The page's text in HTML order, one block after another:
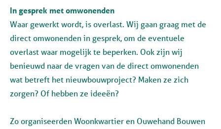
In gesprek met omwonenden
Waar gewerkt wordt, is overlast. Wij gaan graag met de
direct omwonenden in gesprek, om de eventuele
overlast waar mogelijk te beperken. Ook zijn wij
benieuwd naar de vragen van de direct omwonenden
wat betreft het nieuwbouwproject? Maken ze zich
zorgen? Of hebben ze ideeën?
Zo organiseerden Woonkwartier en Ouwehand Bouwen